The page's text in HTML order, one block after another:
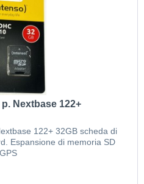
Nextbase 122+
122+ 32GB scheda di
Espansione di memoria SD